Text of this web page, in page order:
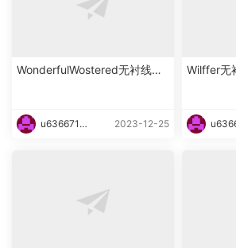
WonderfulWostered无衬线海
u6366719
2023-12-25
Wilffer无